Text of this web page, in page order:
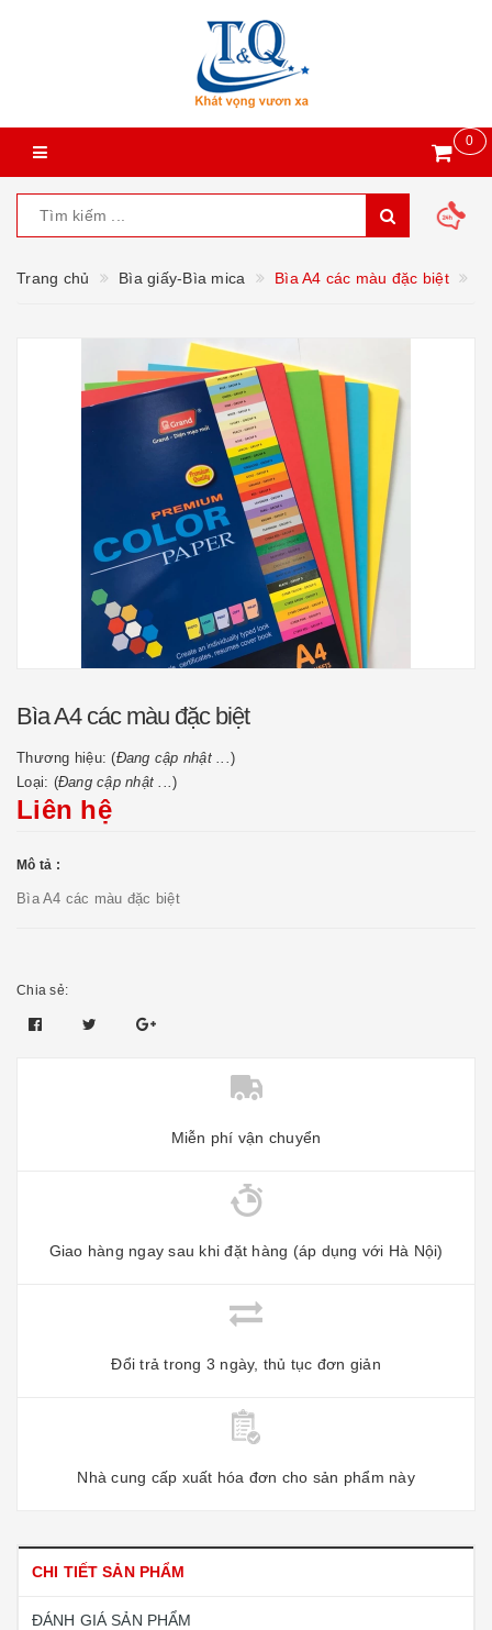
0
Trang chủ Bìa giấy-Bìa mica Bìa A4 các màu đặc biệt
Bìa A4 các màu đặc biệt
Thương hiệu: (Đang cập nhật ...)
Loại: (Đang cập nhật ...)
Liên hệ
Mô tả :
Bìa A4 các màu đặc biệt
Chia sẻ:
Miễn phí vận chuyển
Giao hàng ngay sau khi đặt hàng (áp dụng với Hà Nội)
Đổi trả trong 3 ngày, thủ tục đơn giản
Nhà cung cấp xuất hóa đơn cho sản phẩm này
CHI TIẾT SẢN PHẨM
ĐÁNH GIÁ SẢN PHẨM